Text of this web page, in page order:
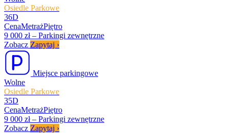
Osiedle Parkowe
36D
CenaMetrażPiętro
9 000 zł – Parkingi zewnętrzne
Zobacz Zapytaj ›
Miejsce parkingowe
Wolne
Osiedle Parkowe
35D
CenaMetrażPiętro
9 000 zł – Parkingi zewnętrzne
Zobacz Zapytaj ›